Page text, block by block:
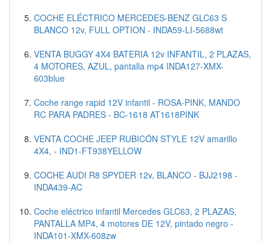
COCHE ELÉCTRICO MERCEDES-BENZ GLC63 S
BLANCO 12v, FULL OPTION - INDA59-LI-5688wt
VENTA BUGGY 4X4 BATERIA 12v INFANTIL, 2 PLAZAS,
4 MOTORES, AZUL, pantalla mp4 INDA127-XMX-
603blue
Coche range rapid 12V infantil - ROSA-PINK, MANDO
RC PARA PADRES - BC-1618 AT1618PINK
VENTA COCHE JEEP RUBICÓN STYLE 12V amarillo
4X4, - IND1-FT938YELLOW
COCHE AUDI R8 SPYDER 12v, BLANCO - BJJ2198 -
INDA439-AC
Coche eléctrico infantil Mercedes GLC63, 2 PLAZAS,
PANTALLA MP4, 4 motores DE 12V, pintado negro -
INDA101-XMX-608zw